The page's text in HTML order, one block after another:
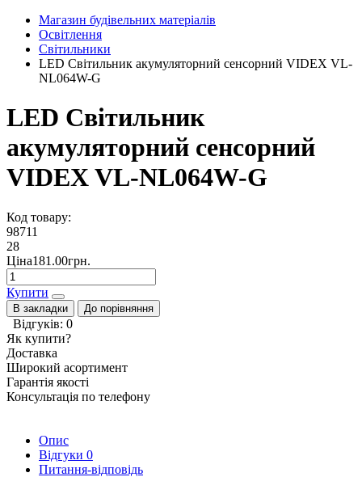
Магазин будівельних матеріалів
Освітлення
Світильники
LED Світильник акумуляторний сенсорний VIDEX VL-
NL064W-G
LED Світильник
акумуляторний сенсорний
VIDEX VL-NL064W-G
Код товару:
98711
28
Ціна181.00грн.
Купити
В закладки До порівняння
Відгуків: 0
Як купити?
Доставка
Широкий асортимент
Гарантія якості
Консультація по телефону
Опис
Відгуки 0
Питання-відповідь